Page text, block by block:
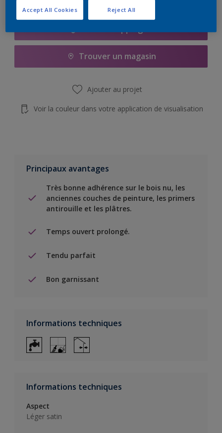
Trouver un magasin
Ajouter au projet
Voir la couleur dans votre application de visualisation
Principaux avantages
Très bonne adhérence sur le bois nu, les
anciennes couches de peinture, les primers
antirouille et les plâtres.
Temps ouvert prolongé.
Tendu parfait
Bon garnissant
Informations techniques
Informations techniques
Aspect
Léger satin
Reject All
Accept All Cookies